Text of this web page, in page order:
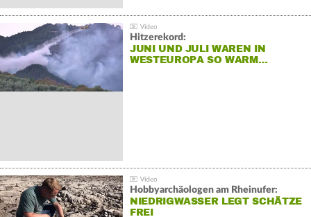
Hitzerekord:
JUNI UND JULI WAREN IN
WESTEUROPA SO WARM…
Hobbyarchäologen am Rheinufer:
NIEDRIGWASSER LEGT SCHÄTZE
FREI